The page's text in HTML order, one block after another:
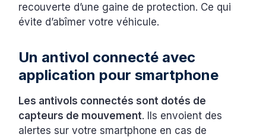
recouverte d’une gaine de protection. Ce qui
évite d’abîmer votre véhicule.
Un antivol connecté avec
application pour smartphone
Les antivols connectés sont dotés de
capteurs de mouvement. Ils envoient des
alertes sur votre smartphone en cas de